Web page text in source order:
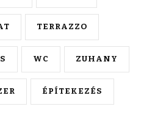
TERRAZZO
WC ZUHANY
ÉPÍTEKEZÉS